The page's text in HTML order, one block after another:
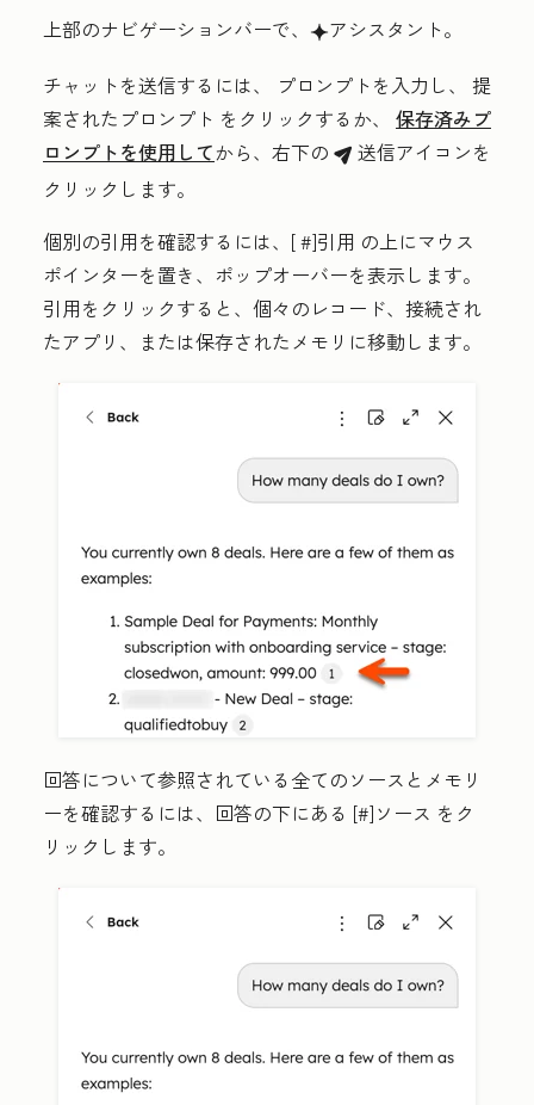
上部のナビゲーションバーで、 breezeSingleStarIconアシスタント。
チャットを送信するには、
プロンプトを入力し、 提
案されたプロンプト をクリックするか、 保存済みプ
ロンプトを使用してから、右下の breezeSendIcon 送信アイコンを
クリックします。
個別の引用を確認するには、[#]引用 の上にマウス
ポインターを置き、ポップオーバーを表示します。
引用をクリックすると、個々のレコード、接続され
たアプリ、または保存されたメモリに移動します。
回答について参照されている全てのソースとメモリ
ーを確認するには、回答の下にある [#]ソース をク
リックします。